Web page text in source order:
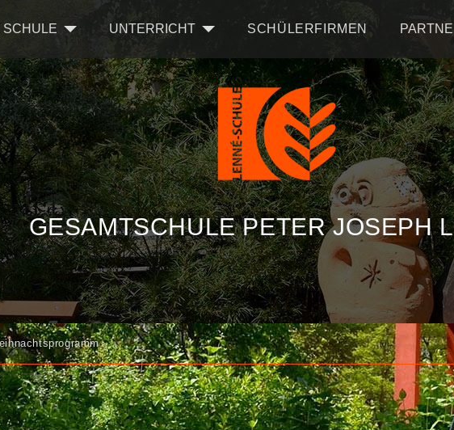
SCHULE UNTERRICHT SCHÜLERFIRMEN
GESAMTSCHULE PETER JOSEPH